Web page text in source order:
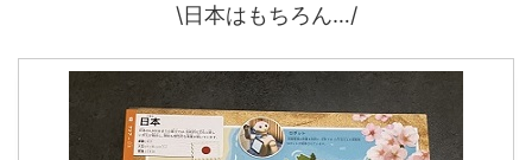
\日本はもちろん…/